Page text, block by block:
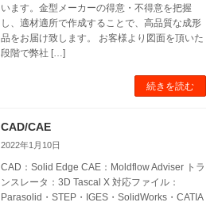
います。金型メーカーの得意・不得意を把握
し、適材適所で作成することで、高品質な成形
品をお届け致します。 お客様より図面を頂いた
段階で弊社 […]
続きを読む
CAD/CAE
2022年1月10日
CAD：Solid Edge CAE：Moldflow Adviser トラ
ンスレータ：3D Tascal X 対応ファイル：
Parasolid・STEP・IGES・SolidWorks・CATIA